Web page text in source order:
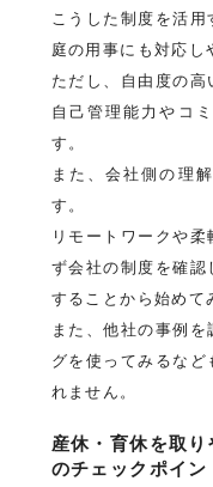
こうした制度を活
庭の用事にも対応し
ただし、自由度の
自己管理能力やコ
す。
また、会社側の理
す。
リモートワークや
ず会社の制度を確認
することから始めて
また、他社の事例
グを使ってみるな
れません。
産休・育休を取
のチェックポイン